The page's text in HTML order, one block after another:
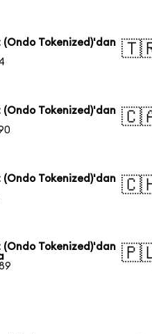
Tokenized)'dan
Tokenized)'dan
Tokenized)'dan
Tokenized)'dan